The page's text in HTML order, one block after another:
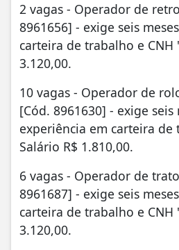
2 vagas - Operador de
8961656] - exige seis
carteira de trabalho e CNH
3.120,00.
10 vagas - Operador de
[Cód. 8961630] - exige seis
experiência em carteira de
Salário R$ 1.810,00.
6 vagas - Operador de
8961687] - exige seis
carteira de trabalho e CNH
3.120,00.